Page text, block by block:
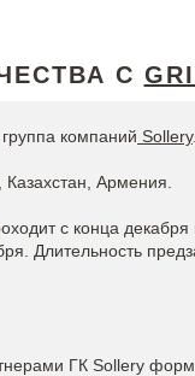
С
компаний Sollery.
Армения.
с конца
Длительность
ГК Sollery